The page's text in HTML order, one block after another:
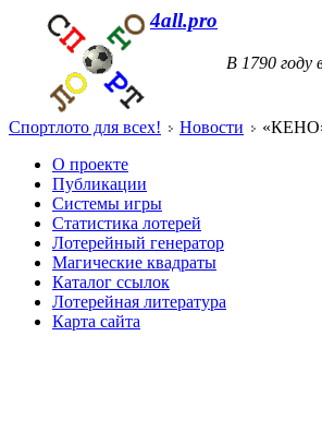
4all.pro
В 1790 году
Спортлото для всех! Новости
О проекте
Публикации
Системы игры
Статистика лотерей
Лотерейный генератор
Магические квадраты
Каталог ссылок
Лотерейная литература
Карта сайта